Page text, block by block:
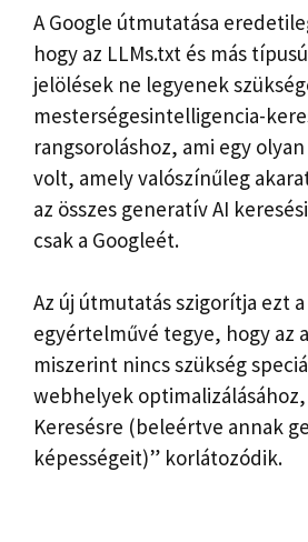
A Google útmutatása
hogy az LLMs.txt és más
jelölések ne legyenek
mesterségesintelligencia-
rangsoroláshoz, ami egy
volt, amely valószínűleg
az összes generatív AI
csak a Googleét.
Az új útmutatás szigorítja ezt
egyértelművé tegye, hogy az
miszerint nincs szükség
webhelyek optimalizálásához,
Keresésre (beleértve annak
képességeit)” korlátozódik.